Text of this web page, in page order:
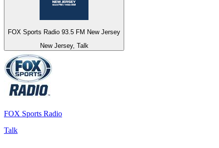
FOX Sports Radio 93.5 FM New Jersey
New Jersey, Talk
FOX Sports Radio
Talk